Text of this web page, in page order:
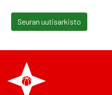
Seuran uutisarkisto